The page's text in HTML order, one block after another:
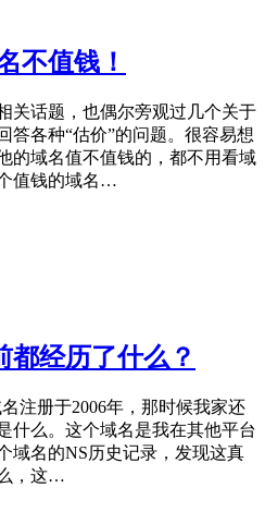
不值钱！
关话题，也偶尔旁观过几个关于
答各种“估价”的问题。很容易想
的域名值不值钱的，都不用看域
值钱的域名…
都经历了什么？
注册于2006年，那时候我家还
什么。这个域名是我在其他平台
域名的NS历史记录，发现这真
，这…